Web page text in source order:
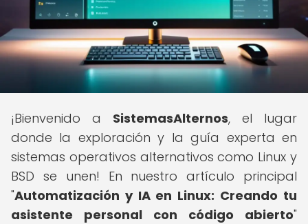
¡Bienvenido a SistemasAlternos, el lugar
donde la exploración y la guía experta en
sistemas operativos alternativos como Linux y
BSD se unen! En nuestro artículo principal
"Automatización y IA en Linux: Creando tu
asistente personal con código abierto"